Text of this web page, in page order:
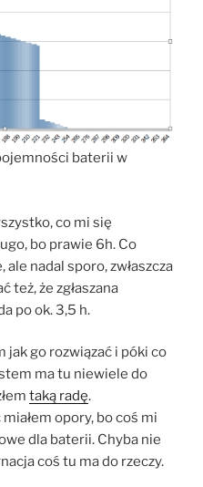
baterii w
co mi się
bo prawie 6h. Co
nadal sporo, zwłaszcza
też, że zgłaszana
po ok. 3,5 h.
jak go rozwiązać i póki co
ma tu niewiele do
taką radę.
miałem opory, bo coś mi
dla baterii. Chyba nie
coś tu ma do rzeczy.